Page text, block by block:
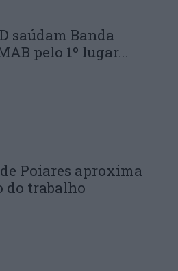
saúdam Banda
pelo 1º lugar...
Poiares aproxima
do trabalho